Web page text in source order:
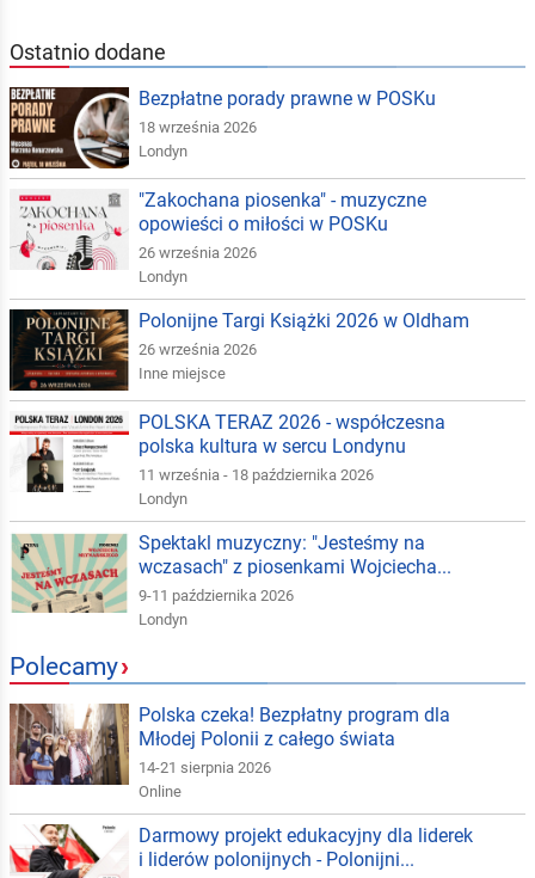
Ostatnio dodane
Bezpłatne porady prawne w POSKu
18 września 2026
Londyn
"Zakochana piosenka" - muzyczne
opowieści o miłości w POSKu
26 września 2026
Londyn
Polonijne Targi Książki 2026 w Oldham
26 września 2026
Inne miejsce
POLSKA TERAZ 2026 - współczesna
polska kultura w sercu Londynu
11 września - 18 października 2026
Londyn
Spektakl muzyczny: "Jesteśmy na
wczasach" z piosenkami Wojciecha...
9-11 października 2026
Londyn
Polecamy›
Polska czeka! Bezpłatny program dla
Młodej Polonii z całego świata
14-21 sierpnia 2026
Online
Darmowy projekt edukacyjny dla liderek
i liderów polonijnych - Polonijni...